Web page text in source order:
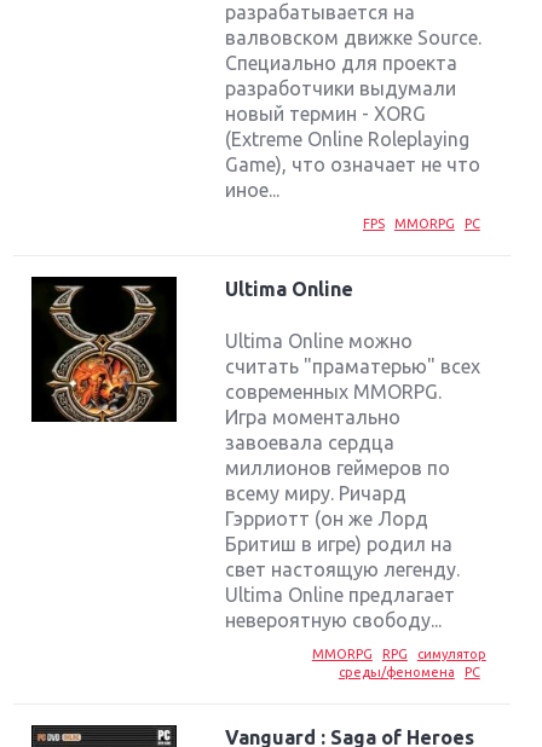
разрабатывается на
валвовском движке Source.
Специально для проекта
разработчики выдумали
новый термин - XORG
(Extreme Online Roleplaying
Game), что означает не что
иное...
FPS MMORPG PC
Ultima Online
Ultima Online можно
считать "праматерью" всех
современных MMORPG.
Игра моментально
завоевала сердца
миллионов геймеров по
всему миру. Ричард
Гэрриотт (он же Лорд
Бритиш в игре) родил на
свет настоящую легенду.
Ultima Online предлагает
невероятную свободу...
MMORPG RPG
симулятор
среды/феномена
PC
Vanguard : Saga of Heroes